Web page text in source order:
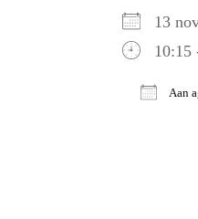
13
10:15
Aan